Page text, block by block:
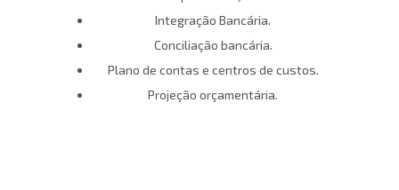
Integração Bancária.
Conciliação bancária.
Plano de contas e centros de custos.
Projeção orçamentária.